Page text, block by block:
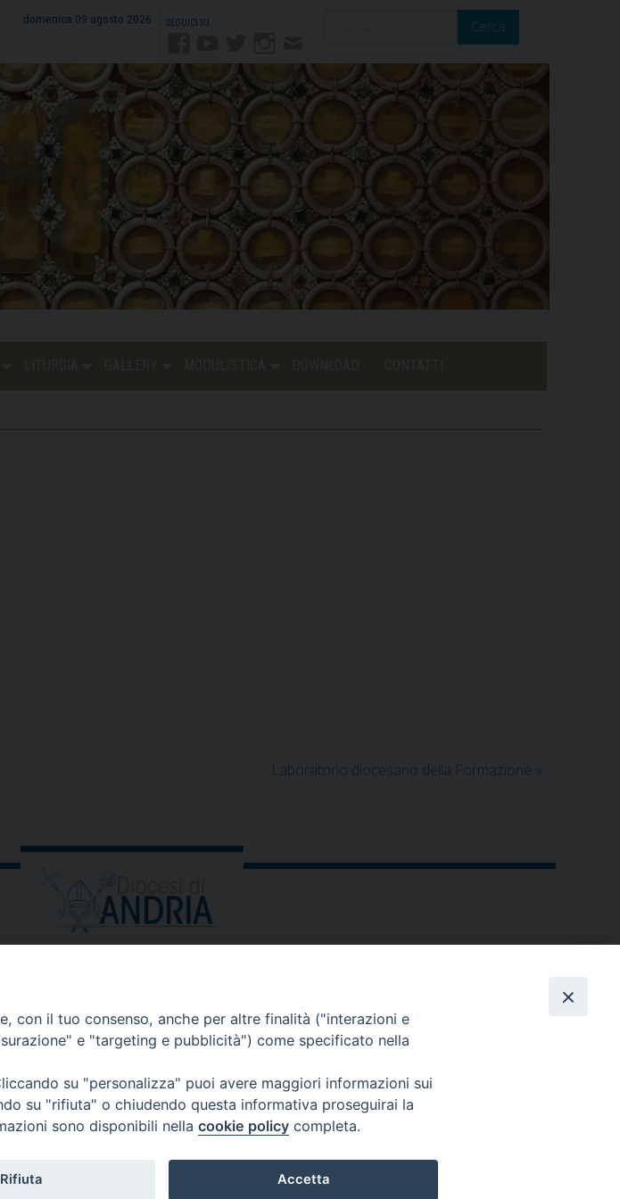
domenica 09 agosto 2026
Facebook
YouTube
TwitterInstagram
Contatti
Mail
Cerca
Laboratorio diocesano della Formazione »
scrivere a: stampa@diocesiandria.org
con il tuo consenso, anche per altre finalità ("interazioni e
e "targeting e pubblicità") come specificato nella
su "personalizza" puoi avere maggiori informazioni sui
su "rifiuta" o chiudendo questa informativa proseguirai la
sono disponibili nella cookie policy completa.
Rifiuta Accetta